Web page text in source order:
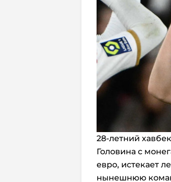
28-летний
Головина с
евро, истекает
нынешнюю